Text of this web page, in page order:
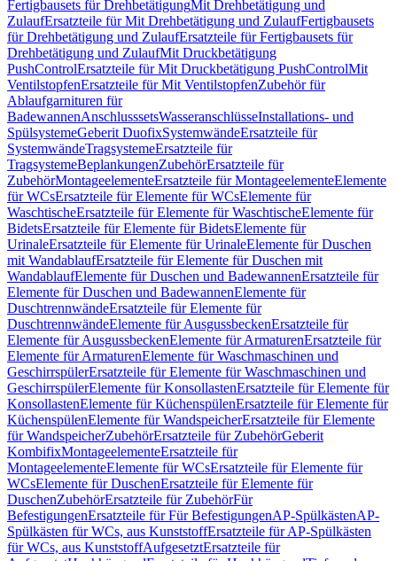
Fertigbausets für DrehbetätigungMit Drehbetätigung und
ZulaufErsatzteile für Mit Drehbetätigung und ZulaufFertigbausets
für Drehbetätigung und ZulaufErsatzteile für Fertigbausets für
Drehbetätigung und ZulaufMit Druckbetätigung
PushControlErsatzteile für Mit Druckbetätigung PushControlMit
VentilstopfenErsatzteile für Mit VentilstopfenZubehör für
Ablaufgarnituren für
BadewannenAnschlusssetsWasseranschlüsseInstallations- und
SpülsystemeGeberit DuofixSystemwändeErsatzteile für
SystemwändeTragsystemeErsatzteile für
TragsystemeBeplankungenZubehörErsatzteile für
ZubehörMontageelementeErsatzteile für MontageelementeElemente
für WCsErsatzteile für Elemente für WCsElemente für
WaschtischeErsatzteile für Elemente für WaschtischeElemente für
BidetsErsatzteile für Elemente für BidetsElemente für
UrinaleErsatzteile für Elemente für UrinaleElemente für Duschen
mit WandablaufErsatzteile für Elemente für Duschen mit
WandablaufElemente für Duschen und BadewannenErsatzteile für
Elemente für Duschen und BadewannenElemente für
DuschtrennwändeErsatzteile für Elemente für
DuschtrennwändeElemente für AusgussbeckenErsatzteile für
Elemente für AusgussbeckenElemente für ArmaturenErsatzteile für
Elemente für ArmaturenElemente für Waschmaschinen und
GeschirrspülerErsatzteile für Elemente für Waschmaschinen und
GeschirrspülerElemente für KonsollastenErsatzteile für Elemente für
KonsollastenElemente für KüchenspülenErsatzteile für Elemente für
KüchenspülenElemente für WandspeicherErsatzteile für Elemente
für WandspeicherZubehörErsatzteile für ZubehörGeberit
KombifixMontageelementeErsatzteile für
MontageelementeElemente für WCsErsatzteile für Elemente für
WCsElemente für DuschenErsatzteile für Elemente für
DuschenZubehörErsatzteile für ZubehörFür
BefestigungenErsatzteile für Für BefestigungenAP-SpülkästenAP-
Spülkästen für WCs, aus KunststoffErsatzteile für AP-Spülkästen
für WCs, aus KunststoffAufgesetztErsatzteile für